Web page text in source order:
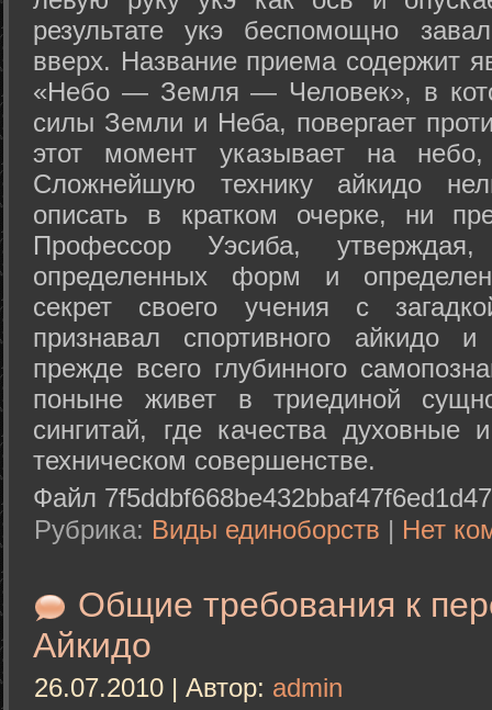
результате укэ беспомощно
вверх. Название приема содержит
«Небо — Земля — Человек», в
силы Земли и Неба, повергает
этот момент указывает на
Сложнейшую технику айкидо
описать в кратком очерке, ни
Профессор Уэсиба,
определенных форм и
секрет своего учения с
признавал спортивного айкидо
прежде всего глубинного
поныне живет в триединой
сингитай, где качества духовные
техническом совершенстве.
Файл
Рубрика: Виды единоборств | Нет
Общие требования к
Айкидо
26.07.2010 | Автор: admin